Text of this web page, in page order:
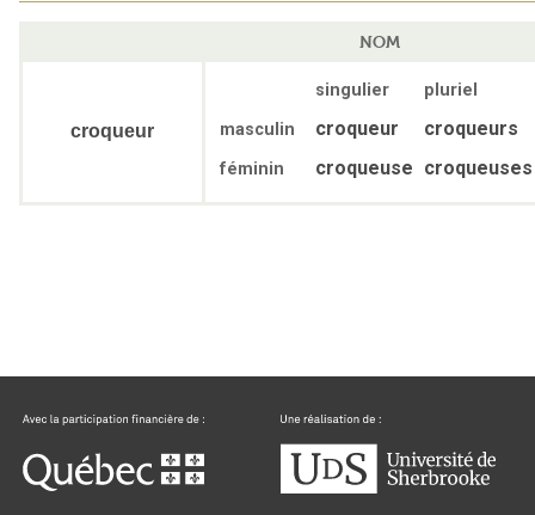
NOM
croqueur
singulier
pluriel
masculin
croqueur croqueurs
féminin croqueuse croqueuses